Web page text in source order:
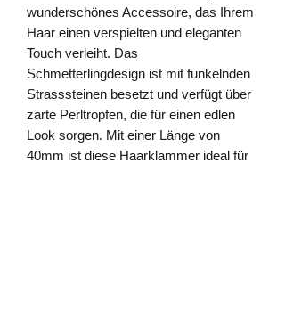
wunderschönes Accessoire, das Ihrem
Haar einen verspielten und eleganten
Touch verleiht. Das
Schmetterlingdesign ist mit funkelnden
Strasssteinen besetzt und verfügt über
zarte Perltropfen, die für einen edlen
Look sorgen. Mit einer Länge von
40mm ist diese Haarklammer ideal für